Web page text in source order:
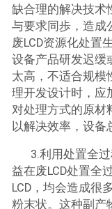
缺合理的解决技术
与要求同歩，造成
废LCD资源化处置
设备产品研发迟缓
太高，不适合规模
理开发设计时，应
对处理方式的原材
以解决效率，设备
3.利用处置全
益在废LCD处置全
LCD，均会造成很
粉末状。这种副产